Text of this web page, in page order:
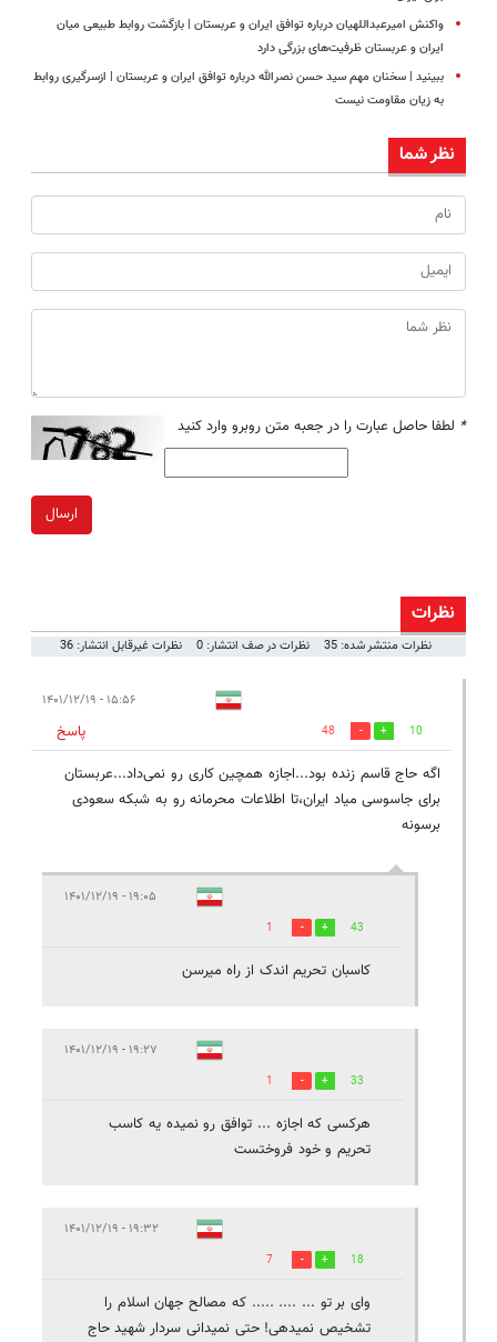
واکنش امیرعبداللهیان درباره توافق ایران و عربستان | بازگشت روابط طبیعی میان
ایران و عربستان ظرفیت‌های بزرگی دارد
ببینید | سخنان مهم سید حسن نصرالله درباره توافق ایران و عربستان | ازسرگیری روابط
به زیان مقاومت نیست
نظر شما
* لطفا حاصل عبارت را در جعبه متن روبرو وارد کنید
ارسال
نظرات
نظرات منتشر شده: 35 نظرات در صف انتشار: 0 نظرات غیرقابل انتشار: 36
۱۵:۵۶ - ۱۴۰۱/۱۲/۱۹
10
48
پاسخ
اگه حاج قاسم زنده بود...اجازه همچین کاری رو نمی‌داد...عربستان
برای جاسوسی میاد ایران،تا اطلاعات محرمانه رو به شبکه سعودی
برسونه
۱۹:۰۵ - ۱۴۰۱/۱۲/۱۹
43
1
کاسبان تحریم اندک از راه میرسن
۱۹:۲۷ - ۱۴۰۱/۱۲/۱۹
33
1
هرکسی که اجازه ... توافق رو نمیده یه کاسب
تحریم و خود فروختست
۱۹:۳۲ - ۱۴۰۱/۱۲/۱۹
18
7
وای بر تو ... .... ..... که مصالح جهان اسلام را
تشخیص نمیدهی! حتی نمیدانی سردار شهید حاج